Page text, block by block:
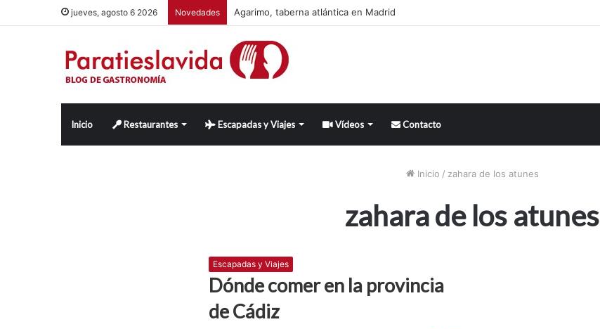
jueves, agosto 6 2026 Novedades Agarimo, taberna atlántica en Madrid
Inicio Restaurantes Escapadas y Viajes Vídeos Contacto
Inicio / zahara de los atunes
zahara de los atunes
Escapadas y Viajes
Dónde comer en la provincia
de Cádiz